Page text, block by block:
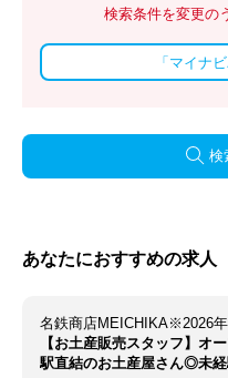
検索条件を変更の
「マイナ
検
あなたにおすすめの求人
名鉄商店MEICHIKA※2026
【お土産販売スタッフ】オ
駅直結のお土産屋さん◎未経